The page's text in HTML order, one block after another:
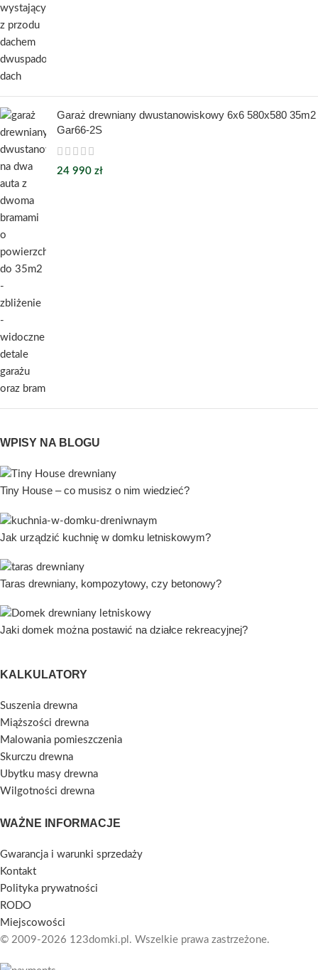
Garaż drewniany dwustanowiskowy 6x6 580x580 35m2
Gar66-2S
24 990 zł
WPISY NA BLOGU
Tiny House – co musisz o nim wiedzieć?
Jak urządzić kuchnię w domku letniskowym?
Taras drewniany, kompozytowy, czy betonowy?
Jaki domek można postawić na działce rekreacyjnej?
KALKULATORY
Suszenia drewna
Miąższości drewna
Malowania pomieszczenia
Skurczu drewna
Ubytku masy drewna
Wilgotności drewna
WAŻNE INFORMACJE
Gwarancja i warunki sprzedaży
Kontakt
Polityka prywatności
RODO
Miejscowości
© 2009-2026 123domki.pl. Wszelkie prawa zastrzeżone.